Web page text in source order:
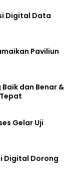
Digital Data
Paviliun
dan Benar &
Gelar Uji
Digital Dorong